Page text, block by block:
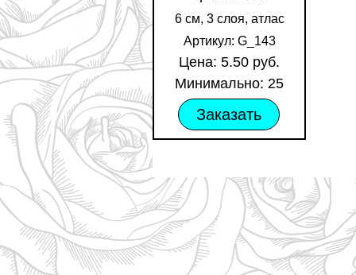
6 см, 3 слоя, атлас
Артикул: G_143
Цена: 5.50 руб.
Минимально: 25
Заказать